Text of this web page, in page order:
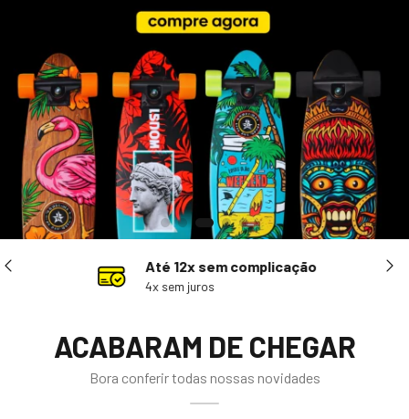
Até 12x sem complicação
4x sem juros
ACABARAM DE CHEGAR
Bora conferir todas nossas novidades